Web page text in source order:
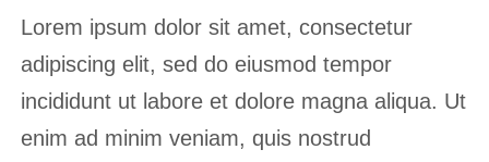
Lorem ipsum dolor sit amet, consectetur
adipiscing elit, sed do eiusmod tempor
incididunt ut labore et dolore magna aliqua. Ut
enim ad minim veniam, quis nostrud